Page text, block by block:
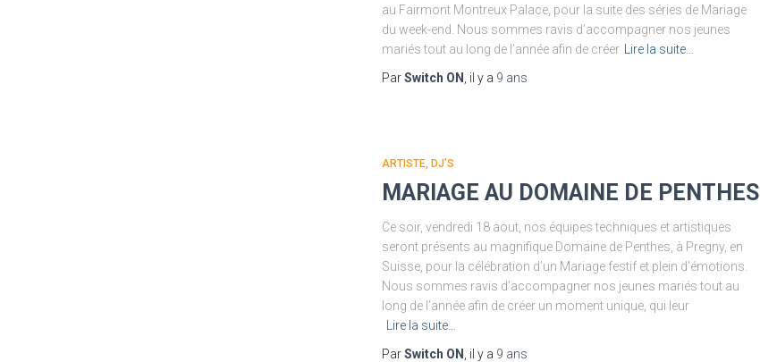
au Fairmont Montreux Palace, pour la suite des séries de Mariage
du week-end. Nous sommes ravis d’accompagner nos jeunes
mariés tout au long de l’année afin de créer
Lire la suite…
ParSwitch ON , il y a 9 ans
ARTISTE, DJ’S
MARIAGE AU DOMAINE DE PENTHES
Ce soir, vendredi 18 aout, nos équipes techniques et artistiques
seront présents au magnifique Domaine de Penthes, à Pregny, en
Suisse, pour la célébration d’un Mariage festif et plein d’émotions.
Nous sommes ravis d’accompagner nos jeunes mariés tout au
long de l’année afin de créer un moment unique, qui leur
Lire la suite…
ParSwitch ON , il y a 9 ans